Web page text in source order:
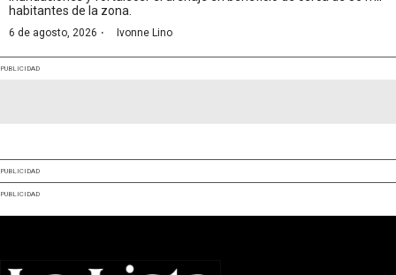
habitantes de la zona.
6 de agosto, 2026 · Ivonne Lino
PUBLICIDAD
PUBLICIDAD
PUBLICIDAD